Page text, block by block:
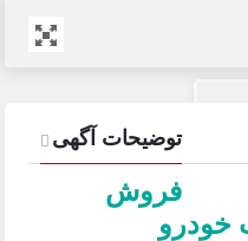
توضیحات آگهی
فروش
خودرو